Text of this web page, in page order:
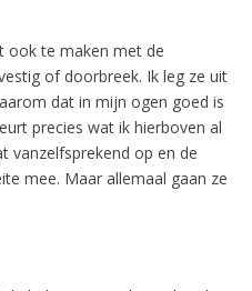
ook te maken met de
of doorbreek. Ik leg ze uit
dat in mijn ogen goed is
precies wat ik hierboven al
vanzelfsprekend op en de
mee. Maar allemaal gaan ze